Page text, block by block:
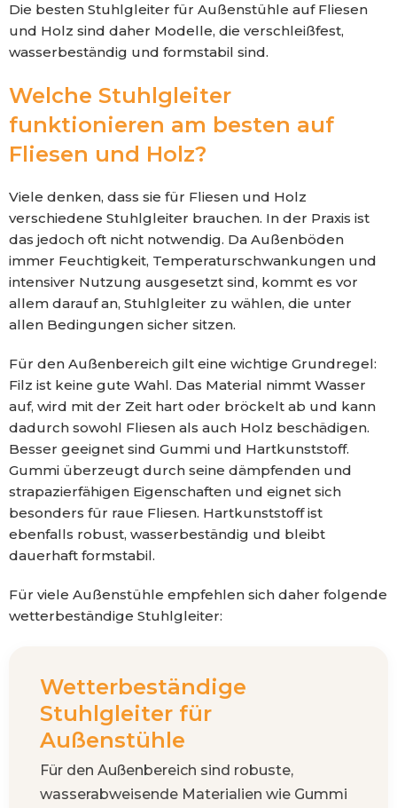
Die besten Stuhlgleiter für Außenstühle auf Fliesen
und Holz sind daher Modelle, die verschleißfest,
wasserbeständig und formstabil sind.
Welche Stuhlgleiter
funktionieren am besten auf
Fliesen und Holz?
Viele denken, dass sie für Fliesen und Holz
verschiedene Stuhlgleiter brauchen. In der Praxis ist
das jedoch oft nicht notwendig. Da Außenböden
immer Feuchtigkeit, Temperaturschwankungen und
intensiver Nutzung ausgesetzt sind, kommt es vor
allem darauf an, Stuhlgleiter zu wählen, die unter
allen Bedingungen sicher sitzen.
Für den Außenbereich gilt eine wichtige Grundregel:
Filz ist keine gute Wahl. Das Material nimmt Wasser
auf, wird mit der Zeit hart oder bröckelt ab und kann
dadurch sowohl Fliesen als auch Holz beschädigen.
Besser geeignet sind Gummi und Hartkunststoff.
Gummi überzeugt durch seine dämpfenden und
strapazierfähigen Eigenschaften und eignet sich
besonders für raue Fliesen. Hartkunststoff ist
ebenfalls robust, wasserbeständig und bleibt
dauerhaft formstabil.
Für viele Außenstühle empfehlen sich daher folgende
wetterbeständige Stuhlgleiter:
Wetterbeständige
Stuhlgleiter für
Außenstühle
Für den Außenbereich sind robuste,
wasserabweisende Materialien wie Gummi